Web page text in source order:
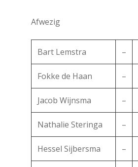
Afwezig
Bart Lemstra –
Fokke de Haan –
Jacob Wijnsma –
Nathalie Steringa –
Hessel Sijbersma –